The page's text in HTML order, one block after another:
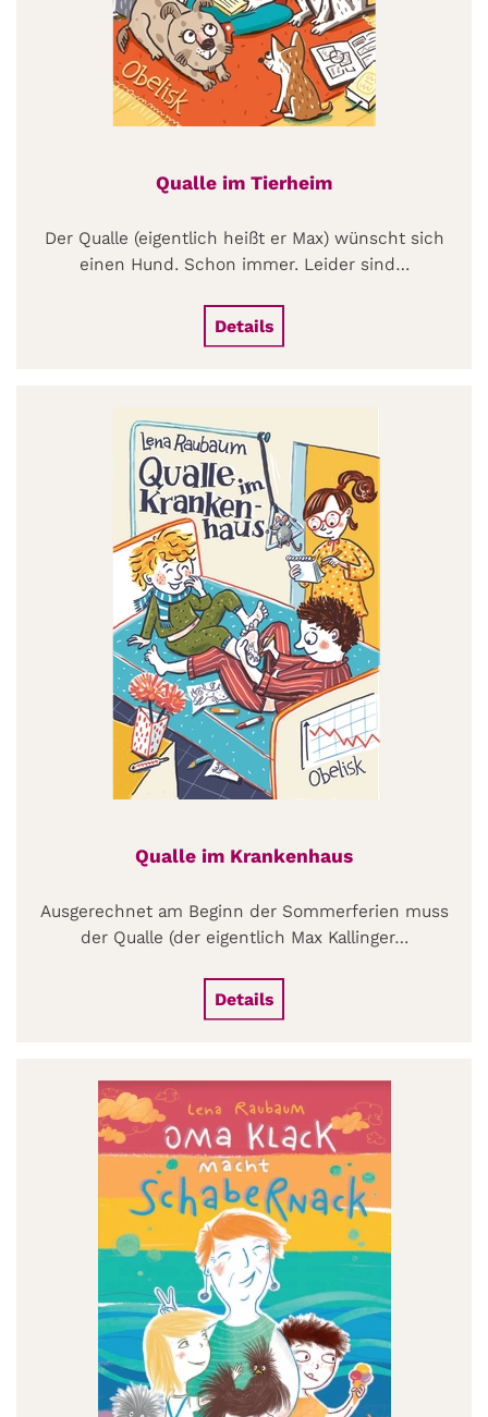
Qualle im Tierheim
Der Qualle (eigentlich heißt er Max) wünscht sich
einen Hund. Schon immer. Leider sind…
Details
Qualle im Krankenhaus
Ausgerechnet am Beginn der Sommerferien muss
der Qualle (der eigentlich Max Kallinger…
Details